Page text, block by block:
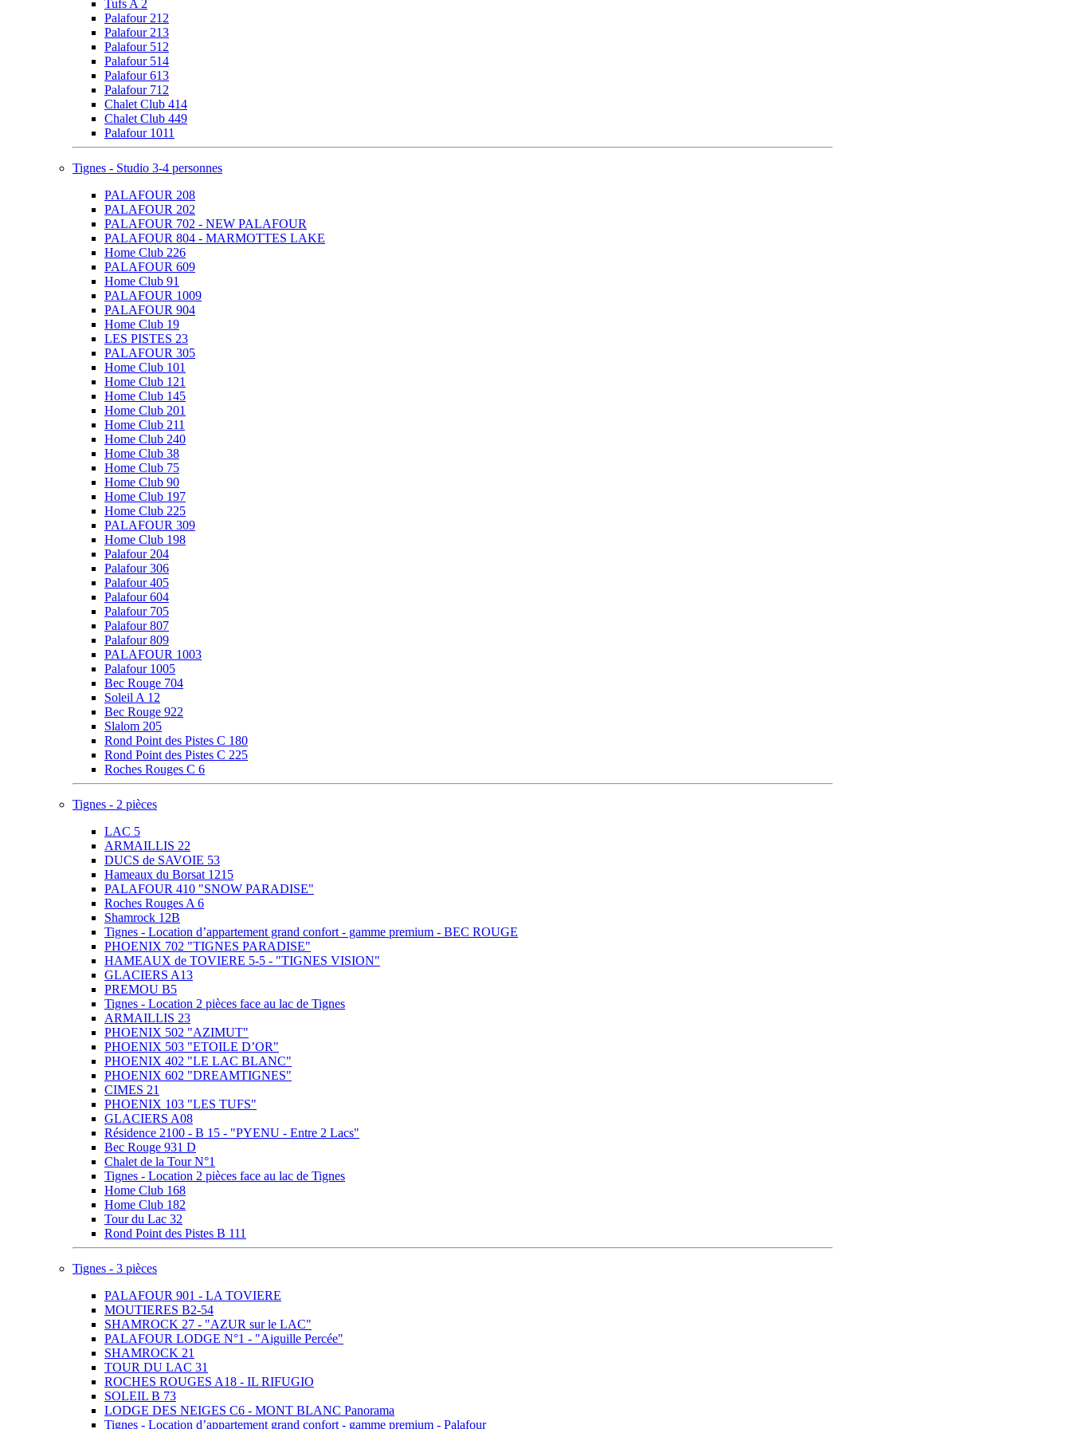
Tufs A 2
Palafour 212
Palafour 213
Palafour 512
Palafour 514
Palafour 613
Palafour 712
Chalet Club 414
Chalet Club 449
Palafour 1011
Tignes - Studio 3-4 personnes
PALAFOUR 208
PALAFOUR 202
PALAFOUR 702 - NEW PALAFOUR
PALAFOUR 804 - MARMOTTES LAKE
Home Club 226
PALAFOUR 609
Home Club 91
PALAFOUR 1009
PALAFOUR 904
Home Club 19
LES PISTES 23
PALAFOUR 305
Home Club 101
Home Club 121
Home Club 145
Home Club 201
Home Club 211
Home Club 240
Home Club 38
Home Club 75
Home Club 90
Home Club 197
Home Club 225
PALAFOUR 309
Home Club 198
Palafour 204
Palafour 306
Palafour 405
Palafour 604
Palafour 705
Palafour 807
Palafour 809
PALAFOUR 1003
Palafour 1005
Bec Rouge 704
Soleil A 12
Bec Rouge 922
Slalom 205
Rond Point des Pistes C 180
Rond Point des Pistes C 225
Roches Rouges C 6
Tignes - 2 pièces
LAC 5
ARMAILLIS 22
DUCS de SAVOIE 53
Hameaux du Borsat 1215
PALAFOUR 410 "SNOW PARADISE"
Roches Rouges A 6
Shamrock 12B
Tignes - Location d’appartement grand confort - gamme premium - BEC ROUGE
PHOENIX 702 "TIGNES PARADISE"
HAMEAUX de TOVIERE 5-5 - "TIGNES VISION"
GLACIERS A13
PREMOU B5
Tignes - Location 2 pièces face au lac de Tignes
ARMAILLIS 23
PHOENIX 502 "AZIMUT"
PHOENIX 503 "ETOILE D’OR"
PHOENIX 402 "LE LAC BLANC"
PHOENIX 602 "DREAMTIGNES"
CIMES 21
PHOENIX 103 "LES TUFS"
GLACIERS A08
Résidence 2100 - B 15 - "PYENU - Entre 2 Lacs"
Bec Rouge 931 D
Chalet de la Tour N°1
Tignes - Location 2 pièces face au lac de Tignes
Home Club 168
Home Club 182
Tour du Lac 32
Rond Point des Pistes B 111
Tignes - 3 pièces
PALAFOUR 901 - LA TOVIERE
MOUTIERES B2-54
SHAMROCK 27 - "AZUR sur le LAC"
PALAFOUR LODGE N°1 - "Aiguille Percée"
SHAMROCK 21
TOUR DU LAC 31
ROCHES ROUGES A18 - IL RIFUGIO
SOLEIL B 73
LODGE DES NEIGES C6 - MONT BLANC Panorama
Tignes - Location d’appartement grand confort - gamme premium - Palafour